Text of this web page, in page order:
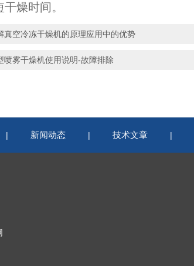
燥时间。
真空冷冻干燥机的原理应用中的优势
喷雾干燥机使用说明-故障排除
| 新闻动态 | 技术文章 |